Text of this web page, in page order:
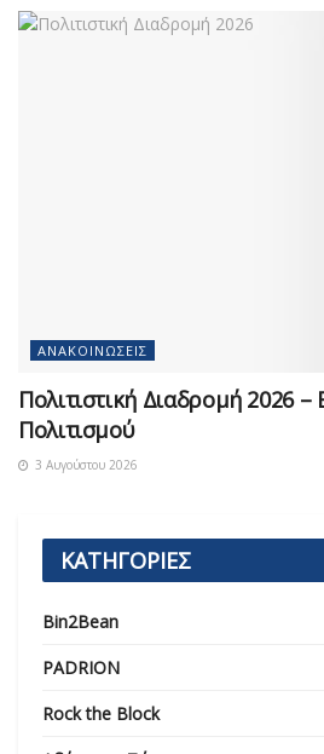
ΑΝΑΚΟΙΝΏΣΕΙΣ
Πολιτιστική Διαδρομή 2026 –
Πολιτισμού
3 Αυγούστου 2026
ΚΑΤΗΓΟΡΙΕΣ
Bin2Bean
PADRION
Rock the Block